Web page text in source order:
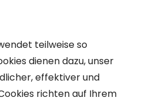
teilweise so
dienen dazu, unser
effektiver und
richten auf Ihrem